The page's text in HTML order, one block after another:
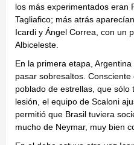
los más experimentados eran
Tagliafico; más atrás
Icardi y Ángel Correa, con un
Albiceleste.
En la primera etapa,
pasar sobresaltos.
poblado de estrellas, que
lesión, el equipo de Scaloni
permitió que Brasil tuviera
mucho de Neymar, muy bien